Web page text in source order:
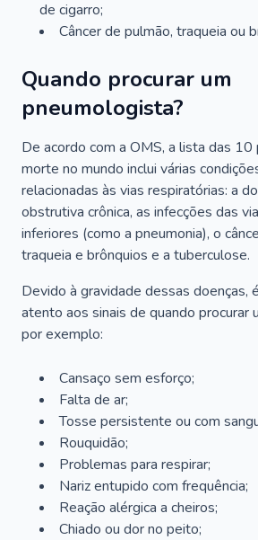
de cigarro;
Câncer de pulmão, traqueia ou
Quando procurar um
pneumologista?
De acordo com a OMS, a lista das 10
morte no mundo inclui várias
relacionadas às vias respiratórias: a
obstrutiva crônica, as infecções das
inferiores (como a pneumonia), o
traqueia e brônquios e a tuberculose.
Devido à gravidade dessas doenças,
atento aos sinais de quando procurar
por exemplo:
Cansaço sem esforço;
Falta de ar;
Tosse persistente ou com
Rouquidão;
Problemas para respirar;
Nariz entupido com frequência;
Reação alérgica a cheiros;
Chiado ou dor no peito;